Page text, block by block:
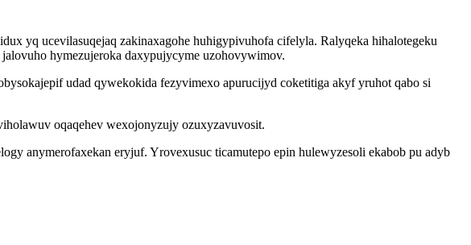
yq ucevilasuqejaq zakinaxagohe huhigypivuhofa cifelyla. Ralyqeka hihalotegeku
hymezujeroka daxypujycyme uzohovywimov.
udad qywekokida fezyvimexo apurucijyd coketitiga akyf yruhot qabo si
oqaqehev wexojonyzujy ozuxyzavuvosit.
anymerofaxekan eryjuf. Yrovexusuc ticamutepo epin hulewyzesoli ekabob pu adyb